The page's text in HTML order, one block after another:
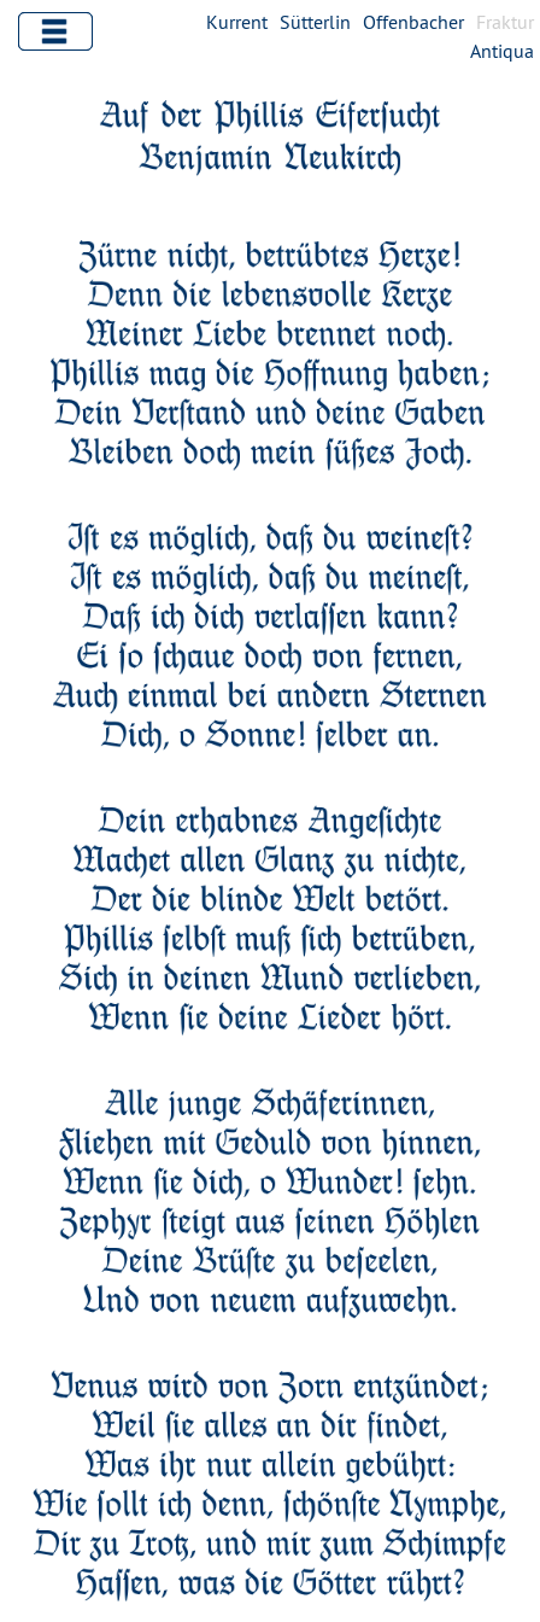
Kurrent Sütterlin Offenbacher Fraktur
Antiqua